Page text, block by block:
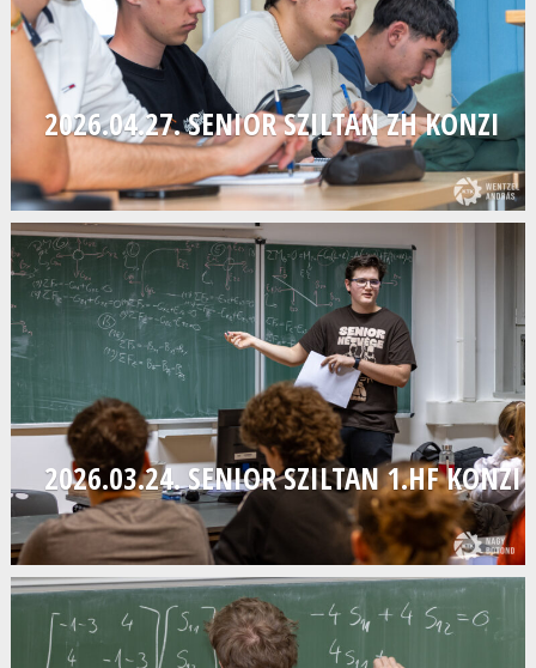
2026.04.27. SENIOR SZILTAN ZH KONZI
2026.03.24. SENIOR SZILTAN 1.HF KONZI